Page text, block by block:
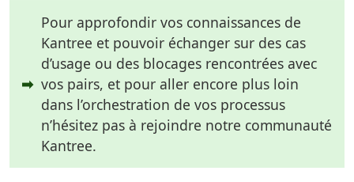
➡
Pour approfondir vos connaissances de
Kantree et pouvoir échanger sur des cas
d’usage ou des blocages rencontrées avec
vos pairs, et pour aller encore plus loin
dans l’orchestration de vos processus
n’hésitez pas à rejoindre notre communauté
Kantree.